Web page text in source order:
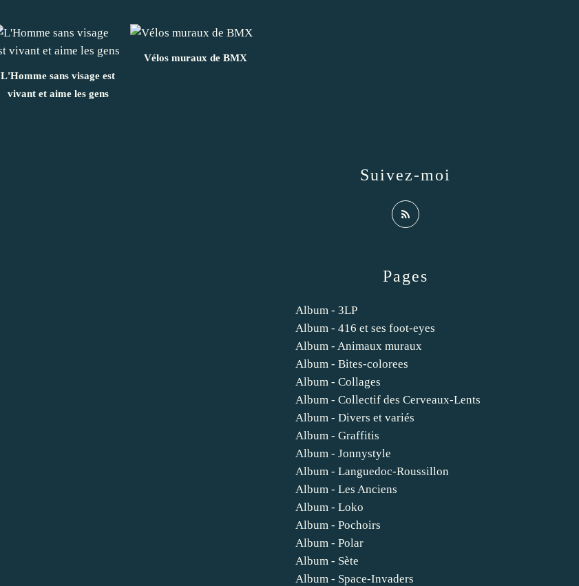
L'Homme sans visage est
vivant et aime les gens
Vélos muraux de BMX
Pages
Album - 3LP
Album - 416 et ses foot-eyes
Album - Animaux muraux
Album - Bites-colorees
Album - Collages
Album - Collectif des Cerveaux-Lents
Album - Divers et variés
Album - Graffitis
Album - Jonnystyle
Album - Languedoc-Roussillon
Album - Les Anciens
Album - Loko
Album - Pochoirs
Album - Polar
Album - Sète
Album - Space-Invaders
Suivez-moi